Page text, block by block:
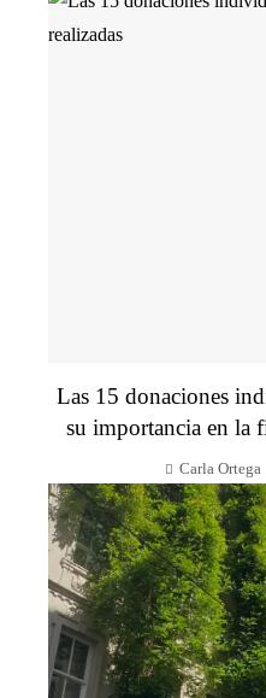
Las 15 donaciones
su importancia en la
Carla Ortega